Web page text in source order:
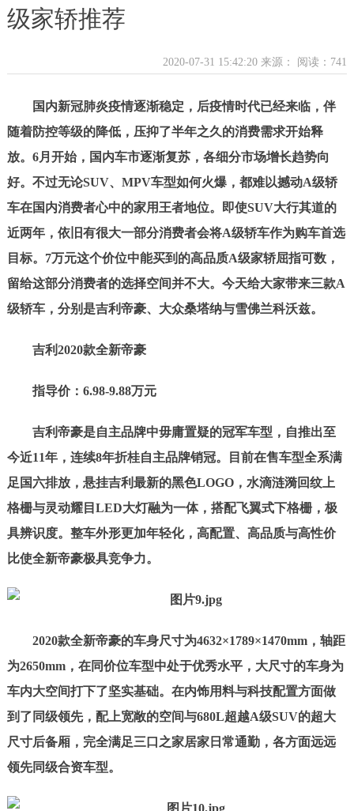
级家轿推荐
2020-07-31 15:42:20 来源： 阅读：741
国内新冠肺炎疫情逐渐稳定，后疫情时代已经来临，伴
随着防控等级的降低，压抑了半年之久的消费需求开始释
放。6月开始，国内车市逐渐复苏，各细分市场增长趋势向
好。不过无论SUV、MPV车型如何火爆，都难以撼动A级轿
车在国内消费者心中的家用王者地位。即使SUV大行其道的
近两年，依旧有很大一部分消费者会将A级轿车作为购车首选
目标。7万元这个价位中能买到的高品质A级家轿屈指可数，
留给这部分消费者的选择空间并不大。今天给大家带来三款A
级轿车，分别是吉利帝豪、大众桑塔纳与雪佛兰科沃兹。
吉利2020款全新帝豪
指导价：6.98-9.88万元
吉利帝豪是自主品牌中毋庸置疑的冠军车型，自推出至
今近11年，连续8年折桂自主品牌销冠。目前在售车型全系满
足国六排放，悬挂吉利最新的黑色LOGO，水滴涟漪回纹上
格栅与灵动耀目LED大灯融为一体，搭配飞翼式下格栅，极
具辨识度。整车外形更加年轻化，高配置、高品质与高性价
比使全新帝豪极具竞争力。
2020款全新帝豪的车身尺寸为4632×1789×1470mm，轴距
为2650mm，在同价位车型中处于优秀水平，大尺寸的车身为
车内大空间打下了坚实基础。在内饰用料与科技配置方面做
到了同级领先，配上宽敞的空间与680L超越A级SUV的超大
尺寸后备厢，完全满足三口之家居家日常通勤，各方面远远
领先同级合资车型。